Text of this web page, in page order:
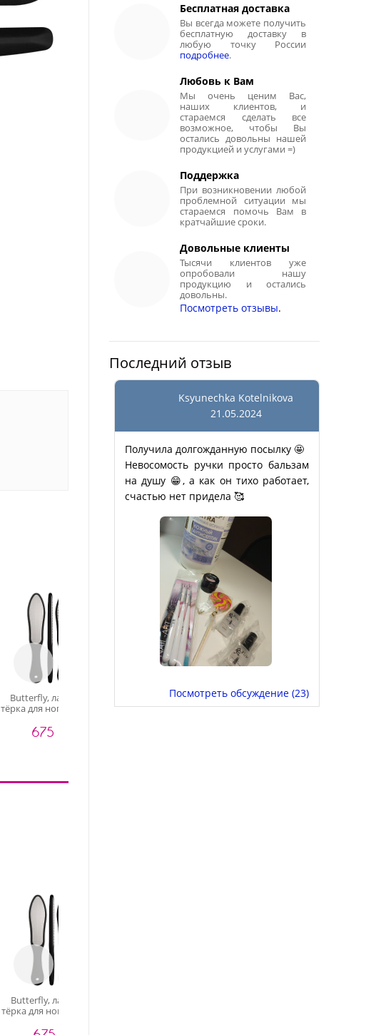
Butterfly, лазерная
тёрка для ног 1031 Sun
675 ₽
Показать все
товары...
Butterfly, лазерная
тёрка для ног 1031 Sun
Бесплатная доставка
Вы всегда можете получить
бесплатную доставку в
любую точку России
подробнее.
Любовь к Вам
Мы очень ценим Вас,
наших клиентов, и
стараемся сделать все
возможное, чтобы Вы
остались довольны нашей
продукцией и услугами =)
Поддержка
При возникновении любой
проблемной ситуации мы
стараемся помочь Вам в
кратчайшие сроки.
Довольные клиенты
Тысячи клиентов уже
опробовали нашу
продукцию и остались
довольны.
Посмотреть отзывы.
Последний отзыв
Ksyunechka Kotelnikova
21.05.2024
Получила долгожданную посылку 🤩
Невосомость ручки просто бальзам
на душу 😁, а как он тихо работает,
счастью нет придела 🥰
Посмотреть обсуждение (23)